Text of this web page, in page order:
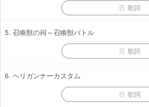
歌詞
5. 召喚獣の祠～召喚獣バトル
歌詞
6. ヘリガンナーカスタム
歌詞